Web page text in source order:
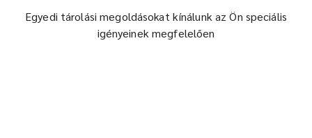
Egyedi tárolási megoldásokat kínálunk az Ön speciális
igényeinek megfelelően